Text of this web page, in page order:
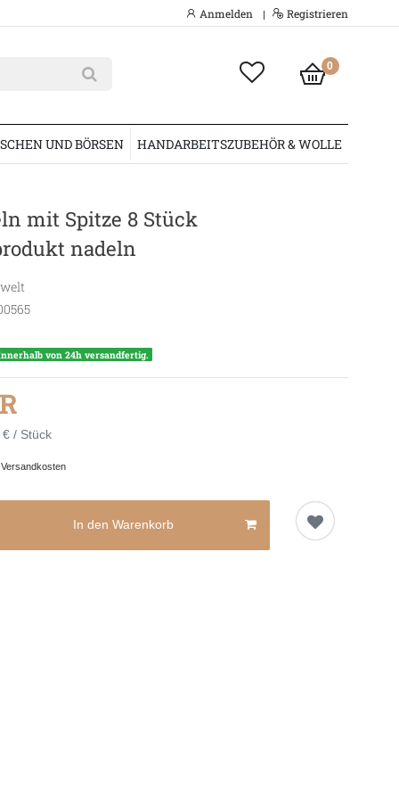
Anmelden | Registrieren
0
UND BÖRSEN HANDARBEITSZUBEHÖR & WOLLE
mit Spitze 8 Stück
nadeln
von 24h versandfertig.
/ Stück
Versandkosten
In den Warenkorb